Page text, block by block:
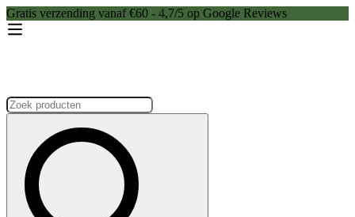
Gratis verzending vanaf €60 - 4,7/5 op Google Reviews
Zoeken: